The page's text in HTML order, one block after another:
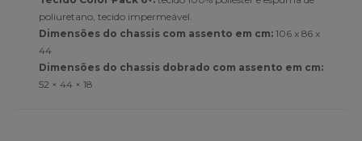
poliuretano, tecido impermeável.
Dimensões do chassis com assento em cm: 106 x 86 x
44
Dimensões do chassis dobrado com assento em cm:
52 × 44 × 18